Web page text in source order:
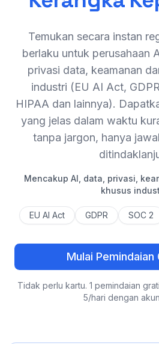
Temukan secara instan
berlaku untuk perusahaan
privasi data, keamanan
industri (EU AI Act,
HIPAA dan lainnya).
yang jelas dalam waktu
tanpa jargon, hanya
Mencakup AI, data, privasi,
khusus
EU AI Act GDPR SOC 2
Mulai Pemindaian
Tidak perlu kartu. 1 pemindaian
5/hari dengan